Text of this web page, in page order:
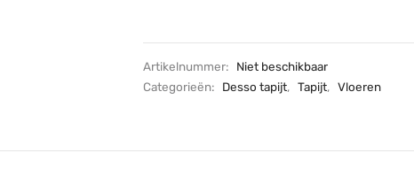
Artikelnummer:
Niet beschikbaar
Categorieën:
Desso tapijt, Tapijt, Vloeren